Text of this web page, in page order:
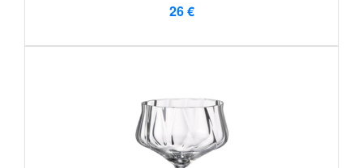
26 €